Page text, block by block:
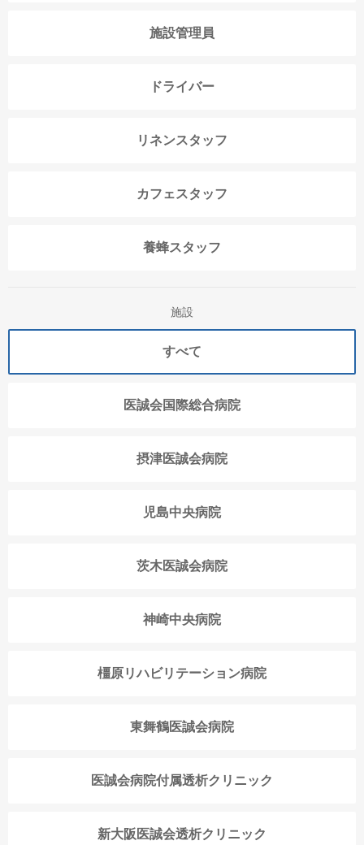
施設管理員
ドライバー
リネンスタッフ
カフェスタッフ
養蜂スタッフ
施設
すべて
医誠会国際総合病院
摂津医誠会病院
児島中央病院
茨木医誠会病院
神崎中央病院
橿原リハビリテーション病院
東舞鶴医誠会病院
医誠会病院付属透析クリニック
新大阪医誠会透析クリニック